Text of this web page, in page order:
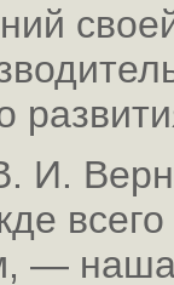
И.
— наша